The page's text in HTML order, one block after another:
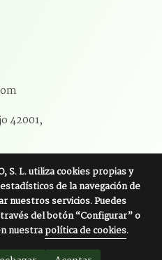
42001,
S. L.utiliza cookies propias y
de la navegación de
nuestros servicios. Puedes
del botón “Configurar” o
nuestrapolítica de cookies.